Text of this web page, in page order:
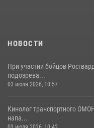
07 августа 2026, 11:35
НОВОСТИ
При участии бойцов
подозрева...
03 июля 2026, 10:57
Кинолог транспортного
напа...